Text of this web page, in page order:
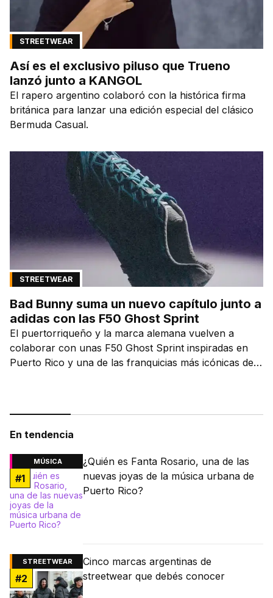
STREETWEAR
Así es el exclusivo piluso que Trueno
lanzó junto a KANGOL
El rapero argentino colaboró con la histórica firma
británica para lanzar una edición especial del clásico
Bermuda Casual.
STREETWEAR
Bad Bunny suma un nuevo capítulo junto a
adidas con las F50 Ghost Sprint
El puertorriqueño y la marca alemana vuelven a
colaborar con unas F50 Ghost Sprint inspiradas en
Puerto Rico y una de las franquicias más icónicas del
En tendencia
MÚSICA
#1
¿Quién es Fanta Rosario, una de las
nuevas joyas de la música urbana de
Puerto Rico?
STREETWEAR
#2
Cinco marcas argentinas de
streetwear que debés conocer